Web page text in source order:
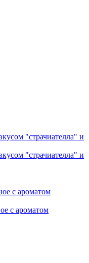
"страчиателла" и
"страчиателла" и
c ароматом
c ароматом